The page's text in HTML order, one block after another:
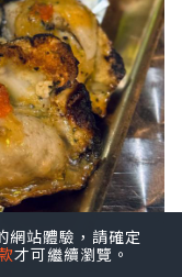
站體驗，請確定
才可繼續瀏覽。